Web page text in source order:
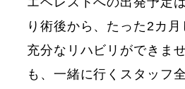
り術後から、たった2カ月
充分なリハビリができま
も、一緒に行くスタッフ